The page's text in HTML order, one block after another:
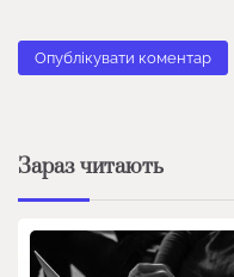
Зараз читають